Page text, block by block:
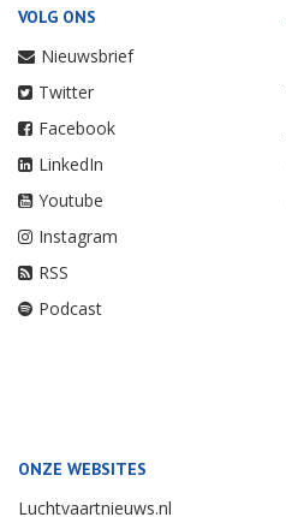
VOLG ONS
Nieuwsbrief
Twitter
Facebook
LinkedIn
Youtube
Instagram
RSS
Podcast
ONZE WEBSITES
Luchtvaartnieuws.nl